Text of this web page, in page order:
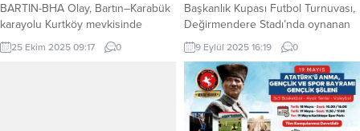
BARTIN-BHA Olay, Bartın–Karabük
karayolu Kurtköy mevkisinde
meydana geldi. Organize sanayi
bölgesine işçi taşıyan midibüs,
25 Ekim 2025 09:17 0
Başkanlık Kupası Futbol Turnuvası,
Değirmendere Stadı’nda oynanan
maçla başladı. KOCAELİ (İGFA) – Bu
yıl da büyük heyecana sahne
olacak Gölcük Belediyesi 11.
Başkanlık Kupası Futbol Turnuvası,
Hisareynspor ile Harb-İş Spor
arasında oynanan karşılaşma ile
9 Eylül 2025 16:19 0